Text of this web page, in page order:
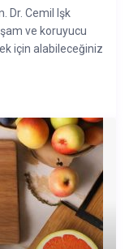
Dr. Cemil Işk
ve koruyucu
için alabileceğiniz